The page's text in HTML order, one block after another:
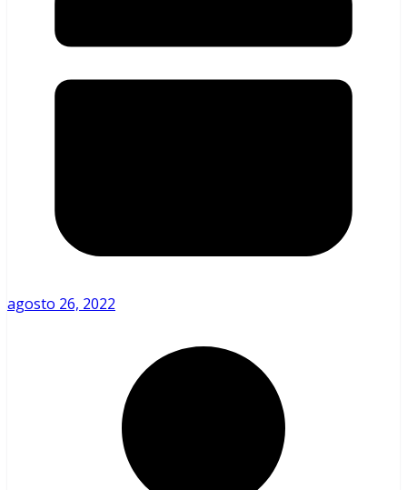
agosto 26, 2022